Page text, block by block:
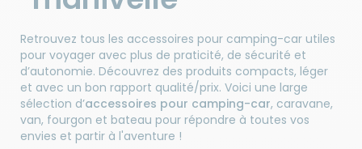
Retrouvez tous les accessoires pour camping-car utiles
pour voyager avec plus de praticité, de sécurité et
d’autonomie. Découvrez des produits compacts, léger
et avec un bon rapport qualité/prix. Voici une large
sélection d’accessoires pour camping-car, caravane,
van, fourgon et bateau pour répondre à toutes vos
envies et partir à l'aventure !